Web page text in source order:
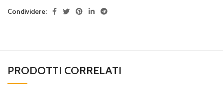
Condividere:
PRODOTTI CORRELATI